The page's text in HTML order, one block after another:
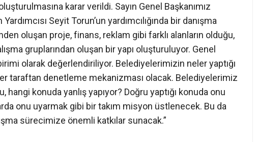
karar verildi. Sayın Genel Başkanımız
Seyit Torun’un yardımcılığında bir danışma
oluşan proje, finans, reklam gibi farklı alanların olduğu,
gruplarından oluşan bir yapı oluşturuluyor. Genel
olarak değerlendiriliyor. Belediyelerimizin neler yaptığı
taraftan denetleme mekanizması olacak. Belediyelerimiz
hangi konuda yanlış yapıyor? Doğru yaptığı konuda onu
onu uyarmak gibi bir takım misyon üstlenecek. Bu da
sürecimize önemli katkılar sunacak.”